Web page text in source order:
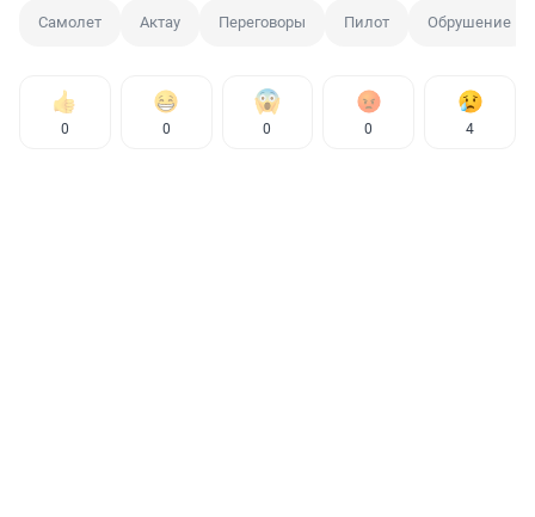
Самолет Актау Переговоры Пилот Обрушение
0 0 0 0 4